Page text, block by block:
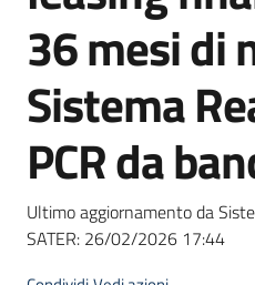
Supporto
telematiche
36 mesi di
Sistema
PCR da
Ultimo aggiornamento da
SATER: 26/02/2026 17:44